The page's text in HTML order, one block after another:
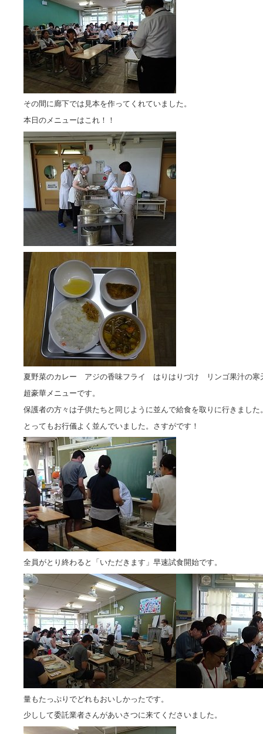
その間に廊下では見本を作ってくれていました。
本日のメニューはこれ！！
夏野菜のカレー アジの香味フライ はりはりづけ リンゴ果汁の寒
超豪華メニューです。
保護者の方々は子供たちと同じように並んで給食を取りに行きました
とってもお行儀よく並んでいました。さすがです！
全員がとり終わると「いただきます」早速試食開始です。
量もたっぷりでどれもおいしかったです。
少しして委託業者さんがあいさつに来てくださいました。